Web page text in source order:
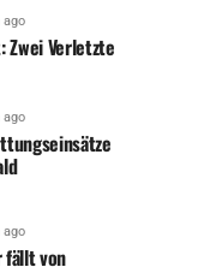
ago
Zwei Verletzte
ago
ago
fällt von